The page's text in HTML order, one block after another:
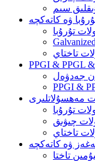
سىم
ۋە كاتەكچە
تۇرۇبا
تاختاي
جەدۋەل
PPGI &
مەھسۇلاتلىرى
تۇرۇبا
چىۋىق
تاختاي
ۋە كاتەكچە
تاختا